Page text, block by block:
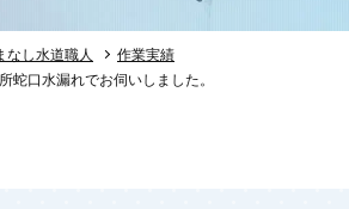
なし水道職人
作業実績
蛇口水漏れでお伺いしました。